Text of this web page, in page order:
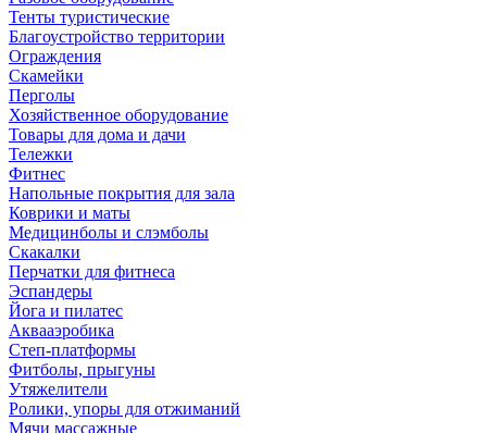
Тенты туристические
Благоустройство территории
Ограждения
Скамейки
Перголы
Хозяйственное оборудование
Товары для дома и дачи
Тележки
Фитнес
Напольные покрытия для зала
Коврики и маты
Медицинболы и слэмболы
Скакалки
Перчатки для фитнеса
Эспандеры
Йога и пилатес
Аквааэробика
Степ-платформы
Фитболы, прыгуны
Утяжелители
Ролики, упоры для отжиманий
Мячи массажные